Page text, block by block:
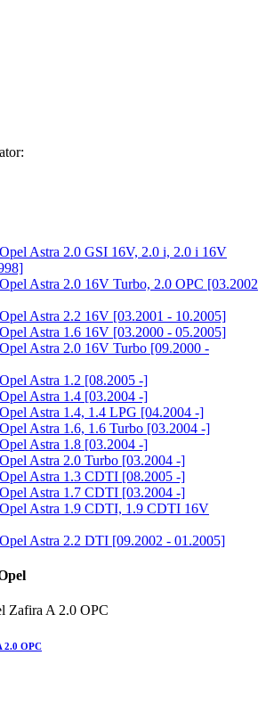
Opel Astra 2.0 GSI 16V, 2.0 i, 2.0 i 16V
Opel Astra 2.0 16V Turbo, 2.0 OPC [03.2002
Opel Astra 2.2 16V [03.2001 - 10.2005]
Opel Astra 1.6 16V [03.2000 - 05.2005]
Opel Astra 2.0 16V Turbo [09.2000 -
Opel Astra 1.2 [08.2005 -]
Opel Astra 1.4 [03.2004 -]
Opel Astra 1.4, 1.4 LPG [04.2004 -]
Opel Astra 1.6, 1.6 Turbo [03.2004 -]
Opel Astra 1.8 [03.2004 -]
Opel Astra 2.0 Turbo [03.2004 -]
Opel Astra 1.3 CDTI [08.2005 -]
Opel Astra 1.7 CDTI [03.2004 -]
Opel Astra 1.9 CDTI, 1.9 CDTI 16V
Opel Astra 2.2 DTI [09.2002 - 01.2005]
2.0 OPC